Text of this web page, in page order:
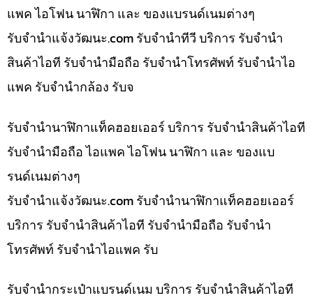
แพค ไอโฟน นาฬิกา และ ของแบรนด์เนมต่างๆ
รับจํานําแจ้งวัฒนะ.com รับจำนำทีวี บริการ รับจำนำ
สินค้าไอที รับจำนำมือถือ รับจำนำโทรศัพท์ รับจำนำไอ
แพค รับจำนำกล้อง รับจ
รับจำนำนาฬิกาแท็คฮอยเออร์ บริการ รับจำนำสินค้าไอที
รับจำนำมือถือ ไอแพค ไอโฟน นาฬิกา และ ของแบ
รนด์เนมต่างๆ
รับจํานําแจ้งวัฒนะ.com รับจำนำนาฬิกาแท็คฮอยเออร์
บริการ รับจำนำสินค้าไอที รับจำนำมือถือ รับจำนำ
โทรศัพท์ รับจำนำไอแพค รับ
รับจำนำกระเป๋าแบรนด์เนม บริการ รับจำนำสินค้าไอที